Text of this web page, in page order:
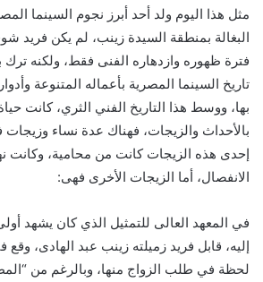
البغالة بمنطقة السيدة زينب، لم يكن فريد
فترة ظهوره وازدهاره الفنى فقط، ولكنه
تاريخ السينما المصرية بأعماله المتنوعة
بها، ووسط هذا التاريخ الفني الثري، كانت
بالأحداث والزيجات، فهناك عدة نساء
إحدى هذه الزيجات كانت من محامية، وكانت
الانفصال، أما الزيجات الأخرى فهى:
في المعهد العالى للتمثيل الذي كان يشهد
إليه، قابل فريد زميلته زينب عبد الهادى، وقع
لحظة في طلب الزواج منها، وبالرغم من